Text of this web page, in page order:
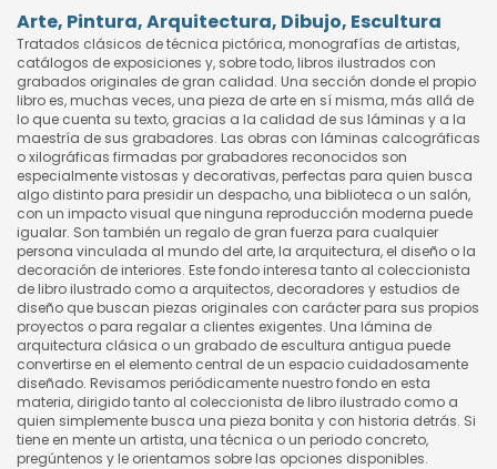
Arte, Pintura, Arquitectura, Dibujo, Escultura
Tratados clásicos de técnica pictórica, monografías de artistas,
catálogos de exposiciones y, sobre todo, libros ilustrados con
grabados originales de gran calidad. Una sección donde el propio
libro es, muchas veces, una pieza de arte en sí misma, más allá de
lo que cuenta su texto, gracias a la calidad de sus láminas y a la
maestría de sus grabadores. Las obras con láminas calcográficas
o xilográficas firmadas por grabadores reconocidos son
especialmente vistosas y decorativas, perfectas para quien busca
algo distinto para presidir un despacho, una biblioteca o un salón,
con un impacto visual que ninguna reproducción moderna puede
igualar. Son también un regalo de gran fuerza para cualquier
persona vinculada al mundo del arte, la arquitectura, el diseño o la
decoración de interiores. Este fondo interesa tanto al coleccionista
de libro ilustrado como a arquitectos, decoradores y estudios de
diseño que buscan piezas originales con carácter para sus propios
proyectos o para regalar a clientes exigentes. Una lámina de
arquitectura clásica o un grabado de escultura antigua puede
convertirse en el elemento central de un espacio cuidadosamente
diseñado. Revisamos periódicamente nuestro fondo en esta
materia, dirigido tanto al coleccionista de libro ilustrado como a
quien simplemente busca una pieza bonita y con historia detrás. Si
tiene en mente un artista, una técnica o un periodo concreto,
pregúntenos y le orientamos sobre las opciones disponibles.